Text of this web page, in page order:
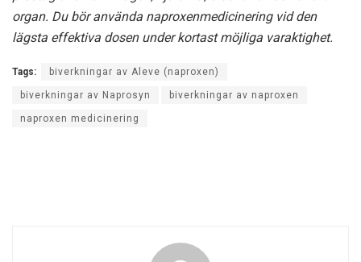
organ. Du bör använda naproxenmedicinering vid den
lägsta effektiva dosen under kortast möjliga varaktighet.
Tags: biverkningar av Aleve (naproxen)
biverkningar av Naprosyn biverkningar av naproxen
naproxen medicinering